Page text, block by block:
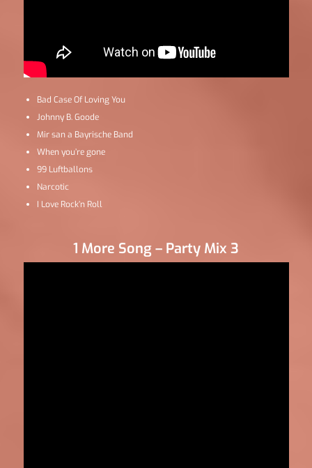
Bad Case Of Loving You
Johnny B. Goode
Mir san a Bayrische Band
When you’re gone
99 Luftballons
Narcotic
I Love Rock’n Roll
1 More Song – Party Mix 3